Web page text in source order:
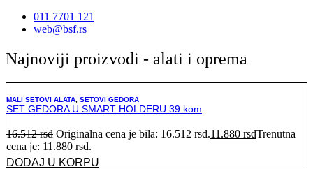
011 7701 121
web@bsf.rs
Najnoviji proizvodi - alati i oprema
MALI SETOVI ALATA SETOVI GEDORA
SET GEDORA U SMART HOLDERU 39 kom
16.512rsd Originalna cena je bila: 16.512 rsd.11.880 rsdTrenutna
cena je: 11.880 rsd.
DODAJ U KORPU